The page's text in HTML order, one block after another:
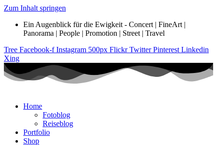
Zum Inhalt springen
Ein Augenblick für die Ewigkeit - Concert | FineArt |
Panorama | People | Promotion | Street | Travel
Tree Facebook-f Instagram 500px Flickr Twitter Pinterest Linkedin
Xing
Home
Fotoblog
Reiseblog
Portfolio
Shop